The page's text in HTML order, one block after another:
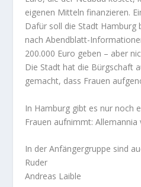
eigenen Mitteln finanzieren.
Dafür soll die Stadt Hamburg
nach Abendblatt-
200.000 Euro geben – aber
Die Stadt hat die Bürgschaft
gemacht, dass Frauen
In Hamburg gibt es nur noch
Frauen aufnimmt: Allemannia
In der Anfängergruppe sind
Ruder
Andreas Laible